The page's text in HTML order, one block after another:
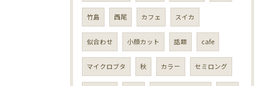
竹島 西尾 カフェ スイカ
似合わせ 小顔カット 話題 cafe
マイクロブタ 秋 カラー セミロング